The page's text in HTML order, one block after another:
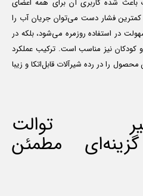
باعث شده کاربری آن برای همه اعضای
کمترین فشار دست می‌توان جریان آب را
در استفاده روزمره می‌شود، بلکه در
و کودکان نیز مناسب است. ترکیب عملکرد
را در رده شیرآلات قابل‌اتکا و زیبا
توالت
گزینه‌ای مطمئن